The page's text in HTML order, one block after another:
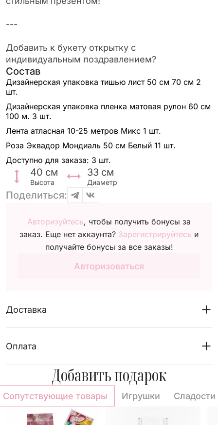
---
Добавить к букету открытку с
индивидуальным поздравлением?
Состав
Дизайнерская упаковка тишью лист 50 см 70 см 2
шт.
Дизайнерская упаковка пленка матовая рулон 60 см
100 м. 3 шт.
Лента атласная 10-25 метров Микс 1 шт.
Роза Эквадор Мондиаль 50 см Белый 11 шт.
Доступно для заказа: 3 шт.
40 см
Высота
33 см
Диаметр
Поделиться:
Авторизуйтесь, чтобы получить бонусы за
заказ. Еще нет аккаунта? Зарегистрируйтесь и
получайте бонусы за все заказы!
Авторизоваться
Доставка
Оплата
Добавить подарок
Сопутствующие товары Игрушки Сладости